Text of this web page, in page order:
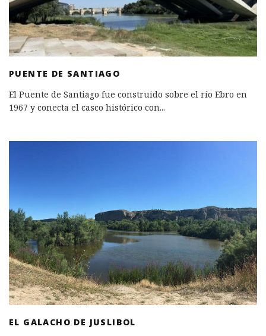
PUENTE DE SANTIAGO
El Puente de Santiago fue construido sobre el río Ebro en
1967 y conecta el casco histórico con...
EL GALACHO DE JUSLIBOL